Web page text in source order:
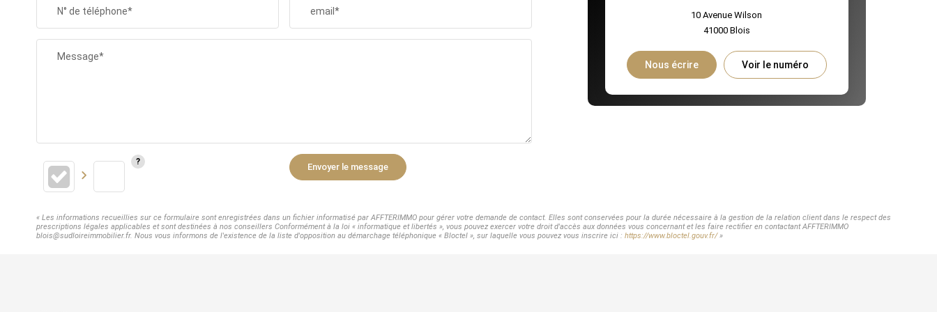
N° de téléphone* email*
Message*
Envoyer le message
10 Avenue Wilson
41000 Blois
Nous écrire Voir le numéro
« Les informations recueillies sur ce formulaire sont enregistrées dans un fichier informatisé par AFFTERIMMO pour gérer votre demande de contact. Elles sont conservées pour la durée nécessaire à la gestion de la relation client dans le respect des
prescriptions légales applicables et sont destinées à nos conseillers Conformément à la loi « informatique et libertés », vous pouvez exercer votre droit d'accès aux données vous concernant et les faire rectifier en contactant AFFTERIMMO
blois@sudloireimmobilier.fr. Nous vous informons de l'existence de la liste d'opposition au démarchage téléphonique « Bloctel », sur laquelle vous pouvez vous inscrire ici : https://www.bloctel.gouv.fr/»